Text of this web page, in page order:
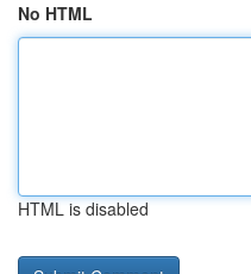
No HTML
HTML is disabled